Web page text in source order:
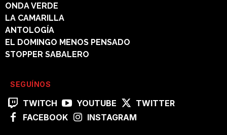
ONDA VERDE
LA CAMARILLA
ANTOLOGÍA
EL DOMINGO MENOS PENSADO
STOPPER SABALERO
SEGUÍNOS
TWITCH YOUTUBE
TWITTER
FACEBOOK
INSTAGRAM